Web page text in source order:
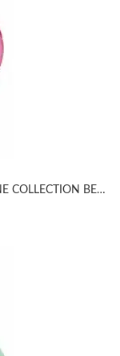
DODIE SUCETTE ANATOMIQUE EN SILICONE COLLECTION BEAU ET BELLE 0-6 MOIS